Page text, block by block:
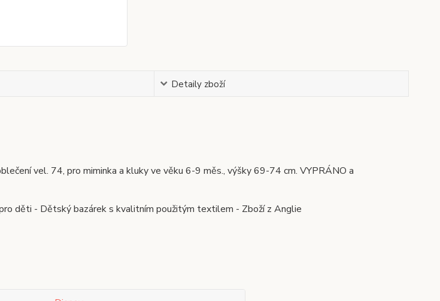
Detaily zboží
vel. 74, pro miminka a kluky ve věku 6-9 měs., výšky 69-74 cm. VYPRÁNO a
děti - Dětský bazárek s kvalitním použitým textilem - Zboží z Anglie